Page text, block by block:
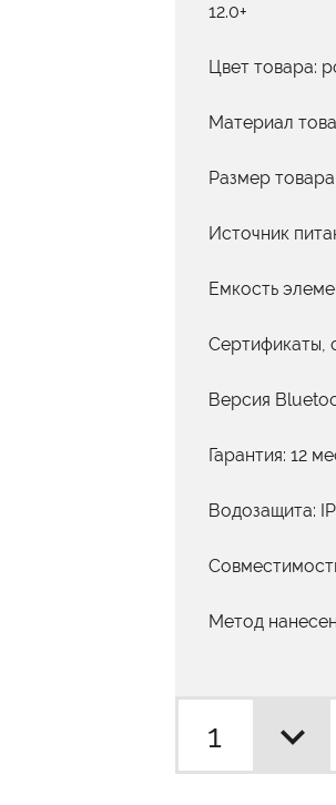
12.0+
Цвет товара:
Материал
Размер
Источник
Емкость
Сертификаты,
Версия
Гарантия: 12
Водозащита:
Метод